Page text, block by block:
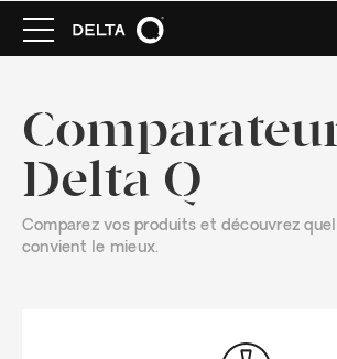
Delta Q
Comparez vos produits et découvrez
convient le mieux.